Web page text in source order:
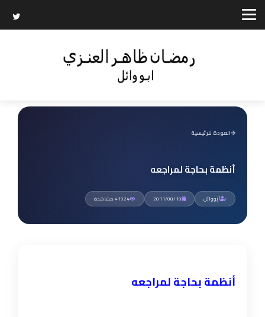
العودة للرئيسية
أنظمة بحاجة لمراجعه
أبووائل 2011/08/10 41924 مشاهدة
أنظمة بحاجة لمراجعه